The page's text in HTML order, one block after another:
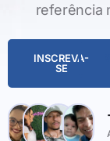
referência
INSCREVA-
SE